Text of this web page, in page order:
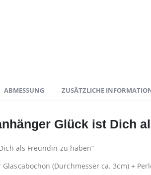
ABMESSUNG ZUSÄTZLICHE
Glück ist Dich
als Freundin zu haben“
(Durchmesser ca. 3cm) +